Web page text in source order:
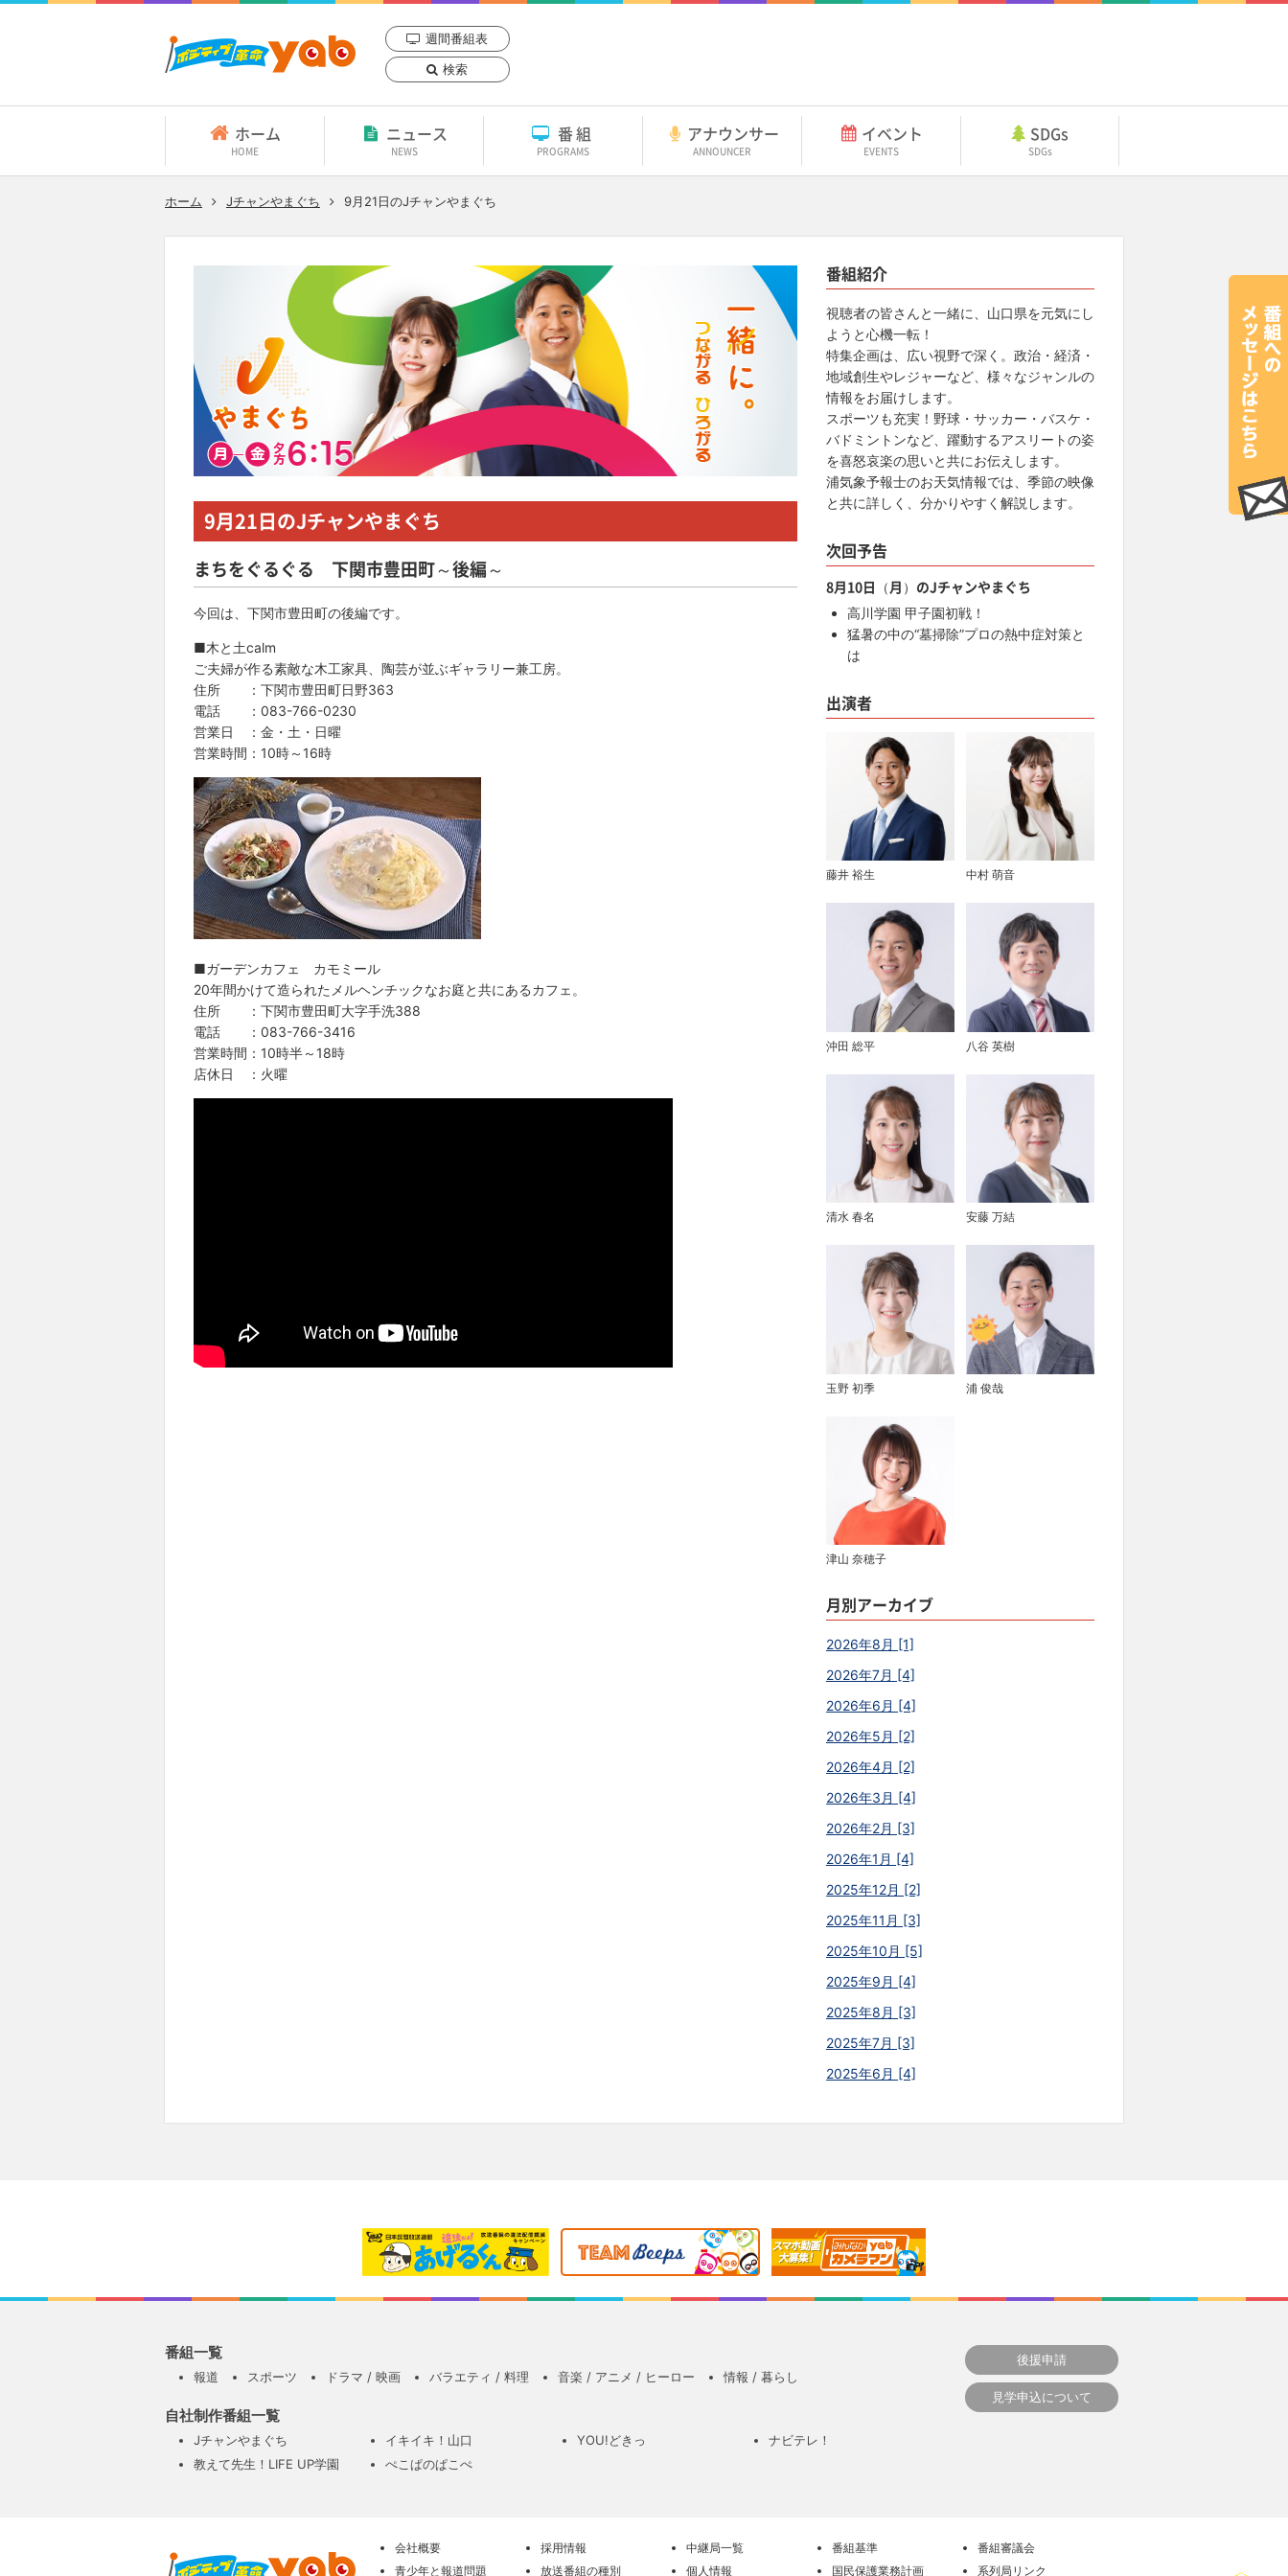
週間番組表
検索
ホーム
HOME
ニュース
NEWS
番組
PROGRAMS
アナウンサー
ANNOUNCER
イベント
EVENTS
SDGs
SDGs
ホーム Jチャンやまぐち 9月21日のJチャンやまぐち
9月21日のJチャンやまぐち
まちをぐるぐる 下関市豊田町～後編～
今回は、下関市豊田町の後編です。
■木と土calm
ご夫婦が作る素敵な木工家具、陶芸が並ぶギャラリー兼工房。
住所 ：下関市豊田町日野363
電話 ：083-766-0230
営業日 ：金・土・日曜
営業時間：10時～16時
■ガーデンカフェ カモミール
20年間かけて造られたメルヘンチックなお庭と共にあるカフェ。
住所 ：下関市豊田町大字手洗388
電話 ：083-766-3416
営業時間：10時半～18時
店休日 ：火曜
番組紹介
視聴者の皆さんと一緒に、山口県を元気にし
ようと心機一転！
特集企画は、広い視野で深く。政治・経済・
地域創生やレジャーなど、様々なジャンルの
情報をお届けします。
スポーツも充実！野球・サッカー・バスケ・
バドミントンなど、躍動するアスリートの姿
を喜怒哀楽の思いと共にお伝えします。
浦気象予報士のお天気情報では、季節の映像
と共に詳しく、分かりやすく解説します。
次回予告
8月10日（月）のJチャンやまぐち
高川学園 甲子園初戦！
猛暑の中の“墓掃除”プロの熱中症対策と
は
出演者
藤井 裕生 中村 萌音
沖田 総平 八谷 英樹
清水 春名 安藤 万結
玉野 初季 浦 俊哉
津山 奈穂子
月別アーカイブ
2026年8月 [1]
2026年7月 [4]
2026年6月 [4]
2026年5月 [2]
2026年4月 [2]
2026年3月 [4]
2026年2月 [3]
2026年1月 [4]
2025年12月 [2]
2025年11月 [3]
2025年10月 [5]
2025年9月 [4]
2025年8月 [3]
2025年7月 [3]
2025年6月 [4]
番組一覧
報道 スポーツ ドラマ / 映画 バラエティ / 料理 音楽 / アニメ / ヒーロー 情報 / 暮らし
自社制作番組一覧
Jチャンやまぐち イキイキ！山口 YOU!どきっ
ナビテレ！
教えて先生！LIFE UP学園
ぺこぱのぱこぺ
後援申請
見学申込について
会社概要 採用情報 中継局一覧 番組基準
番組審議会
青少年と報道問題
放送番組の種別 個人情報 国民保護業務計画 系列局リンク